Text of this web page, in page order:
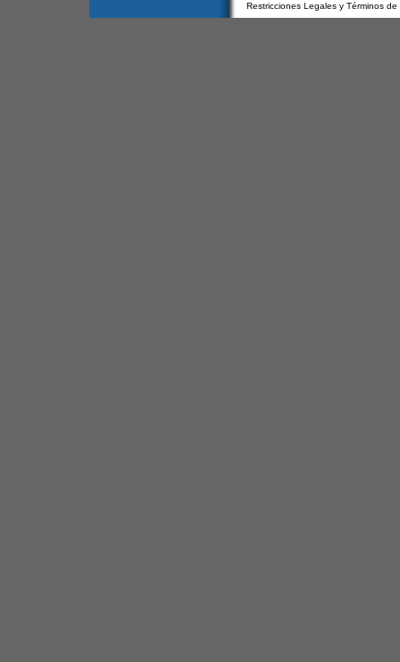
Restricciones Legales y Términos de